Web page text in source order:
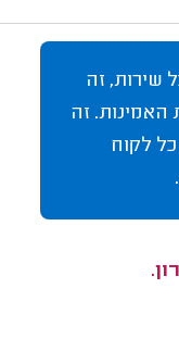
שירות, זה
האמינות. זה
לקוח